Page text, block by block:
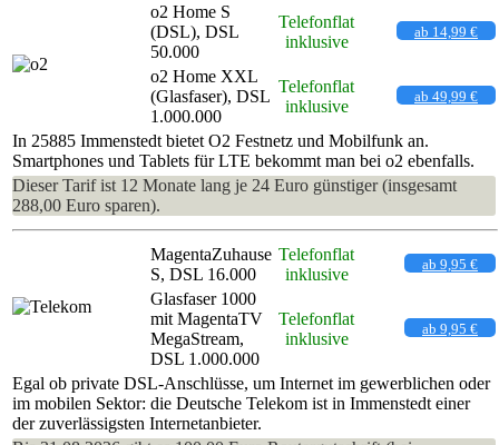
o2 Home S
(DSL), DSL
50.000
Telefonflat
inklusive
ab 14,99 €
o2 Home XXL
(Glasfaser), DSL
1.000.000
Telefonflat
inklusive
ab 49,99 €
In 25885 Immenstedt bietet O2 Festnetz und Mobilfunk an.
Smartphones und Tablets für LTE bekommt man bei o2 ebenfalls.
Dieser Tarif ist 12 Monate lang je 24 Euro günstiger (insgesamt
288,00 Euro sparen).
MagentaZuhause
S, DSL 16.000
Telefonflat
inklusive
ab 9,95 €
Glasfaser 1000
mit MagentaTV
MegaStream,
DSL 1.000.000
Telefonflat
inklusive
ab 9,95 €
Egal ob private DSL-Anschlüsse, um Internet im gewerblichen oder
im mobilen Sektor: die Deutsche Telekom ist in Immenstedt einer
der zuverlässigsten Internetanbieter.